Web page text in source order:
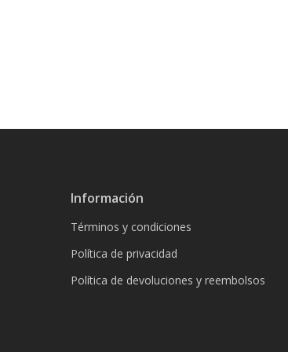
Información
Términos y condiciones
Política de privacidad
Política de devoluciones y reembolsos